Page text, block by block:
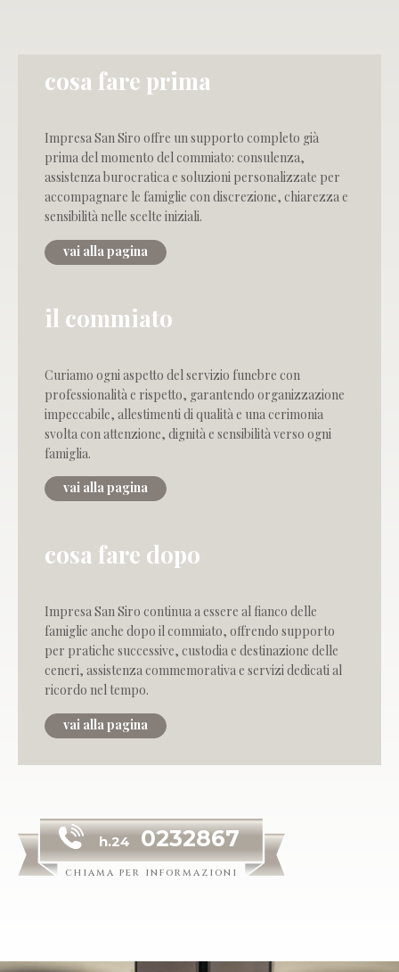
cosa fare prima
Impresa San Siro offre un supporto completo già
prima del momento del commiato: consulenza,
assistenza burocratica e soluzioni personalizzate per
accompagnare le famiglie con discrezione, chiarezza e
sensibilità nelle scelte iniziali.
vai alla pagina
il commiato
Curiamo ogni aspetto del servizio funebre con
professionalità e rispetto, garantendo organizzazione
impeccabile, allestimenti di qualità e una cerimonia
svolta con attenzione, dignità e sensibilità verso ogni
famiglia.
vai alla pagina
cosa fare dopo
Impresa San Siro continua a essere al fianco delle
famiglie anche dopo il commiato, offrendo supporto
per pratiche successive, custodia e destinazione delle
ceneri, assistenza commemorativa e servizi dedicati al
ricordo nel tempo.
vai alla pagina
h.24 0232867
chiama per informazioni